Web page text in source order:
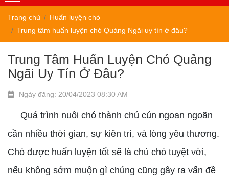
Trang chủ
Huấn luyện chó
Trung tâm huấn luyện chó Quảng Ngãi uy tín ở đâu?
Trung Tâm Huấn Luyện Chó Quảng
Ngãi Uy Tín Ở Đâu?
Ngày đăng: 20/04/2023 08:30 AM
Quá trình nuôi chó thành chú cún ngoan ngoãn
cần nhiều thời gian, sự kiên trì, và lòng yêu thương.
Chó được huấn luyện tốt sẽ là chú chó tuyệt vời,
nếu không sớm muộn gì chúng cũng gây ra vấn đề